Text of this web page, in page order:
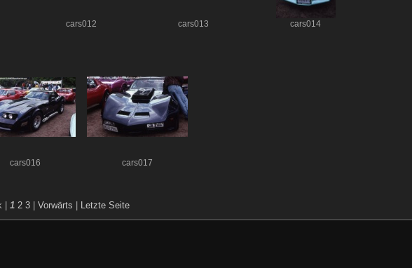
cars012 cars013 cars014
cars016 cars017
1 2 3 Vorwärts Letzte Seite